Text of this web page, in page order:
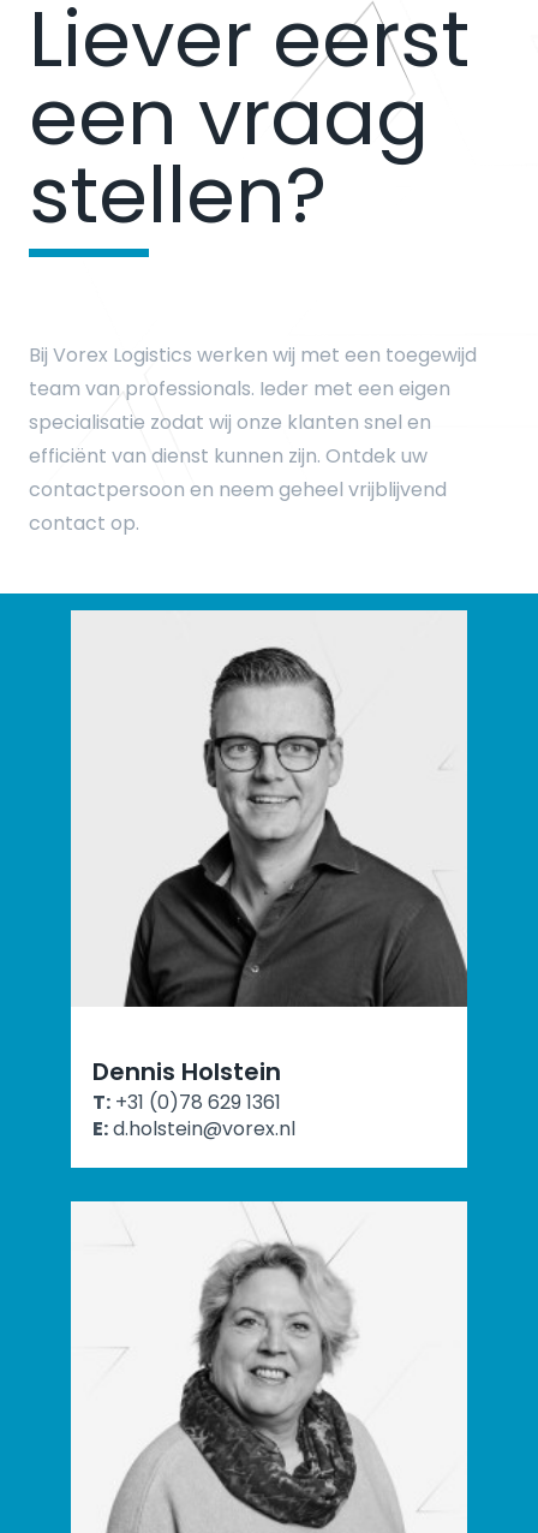
Liever eerst
een vraag
stellen?
Bij Vorex Logistics werken wij met een toegewijd
team van professionals. Ieder met een eigen
specialisatie zodat wij onze klanten snel en
efficiënt van dienst kunnen zijn. Ontdek uw
contactpersoon en neem geheel vrijblijvend
contact op.
Dennis Holstein
T: +31 (0)78 629 1361
E:d.holstein@vorex.nl